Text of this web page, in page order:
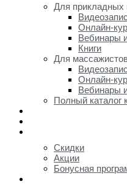
Для прикладных
Онлайн-
Вебинары
Книги
Для
Онлайн-
Вебинары
Полный каталог
Скидки
Акции
Бонусная